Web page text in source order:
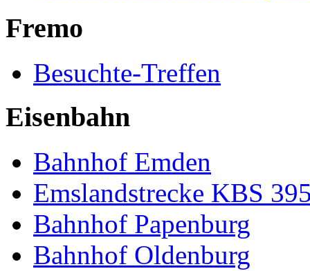
Fremo
Besuchte-Treffen
Eisenbahn
Bahnhof Emden
Emslandstrecke KBS
Bahnhof Papenburg
Bahnhof Oldenburg